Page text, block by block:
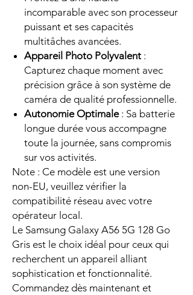
incomparable avec son processeur
puissant et ses capacités
multitâches avancées.
Appareil Photo Polyvalent :
Capturez chaque moment avec
précision grâce à son système de
caméra de qualité professionnelle.
Autonomie Optimale: Sa batterie
longue durée vous accompagne
toute la journée, sans compromis
sur vos activités.
Note : Ce modèle est une version
non-EU, veuillez vérifier la
compatibilité réseau avec votre
opérateur local.
Le Samsung Galaxy A56 5G 128 Go
Gris est le choix idéal pour ceux qui
recherchent un appareil alliant
sophistication et fonctionnalité.
Commandez dès maintenant et